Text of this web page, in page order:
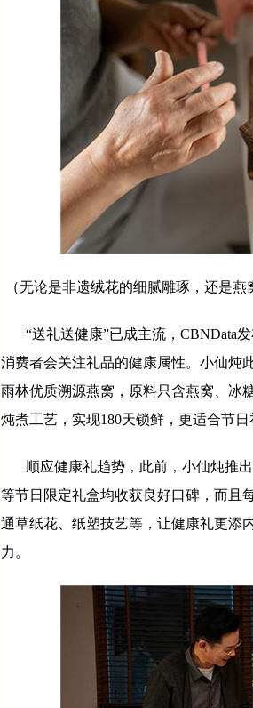
（无论是非遗绒花的细腻雕琢，还是
“送礼送健康”已成主流，CBNData
消费者会关注礼品的健康属性。小仙炖
雨林优质溯源燕窝，原料只含燕窝、冰
炖煮工艺，实现180天锁鲜，更适合节日
顺应健康礼趋势，此前，小仙炖推
等节日限定礼盒均收获良好口碑，而且
通草纸花、纸塑技艺等，让健康礼更添
力。